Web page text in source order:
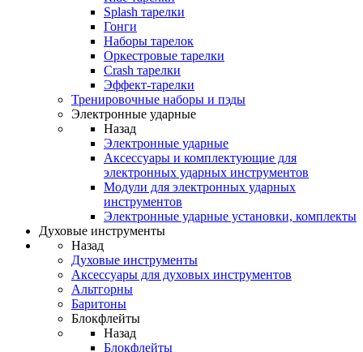
Splash тарелки
Гонги
Наборы тарелок
Оркестровые тарелки
Сrash тарелки
Эффект-тарелки
Тренировочные наборы и пэды
Электронные ударные
Назад
Электронные ударные
Аксессуары и комплектующие для
электронных ударных инструментов
Модули для электронных ударных
инструментов
Электронные ударные установки, комплекты
Духовые инструменты
Назад
Духовые инструменты
Аксессуары для духовых инструментов
Альтгорны
Баритоны
Блокфлейты
Назад
Блокфлейты